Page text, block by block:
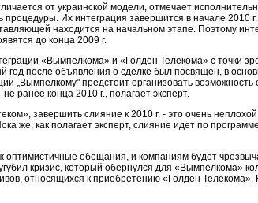
от украинской модели, отмечает
Их интеграция завершится в начале 2010
находится на начальном этапе. Поэтому
до конца 2009 г.
«Вымпелкома» и «Голден Телекома» с точки
год после объявления о сделке был посвящен, в
предстоит организовать
ранее конца 2010 г., полагает эксперт.
завершить слияние к 2010 г. - это очень
как полагает эксперт, слияние идет по
обещания, и компаниям будет
кризис, который обернулся для «Вымпелкома»
относящихся к приобретению «Голден